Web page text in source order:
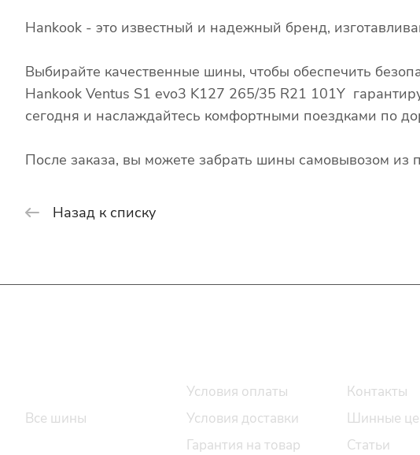
Hankook - это известный и надежный бренд,
Выбирайте качественные шины, чтобы обеспечить
Hankook Ventus S1 evo3 K127 265/35 R21 101Y
сегодня и наслаждайтесь комфортными поездками по
После заказа, вы можете забрать шины самовывозом из
Назад к списку
Все шины
Условия оплаты
Условия доставки
Гарантия на товар
Контакты
Шинные
Статьи